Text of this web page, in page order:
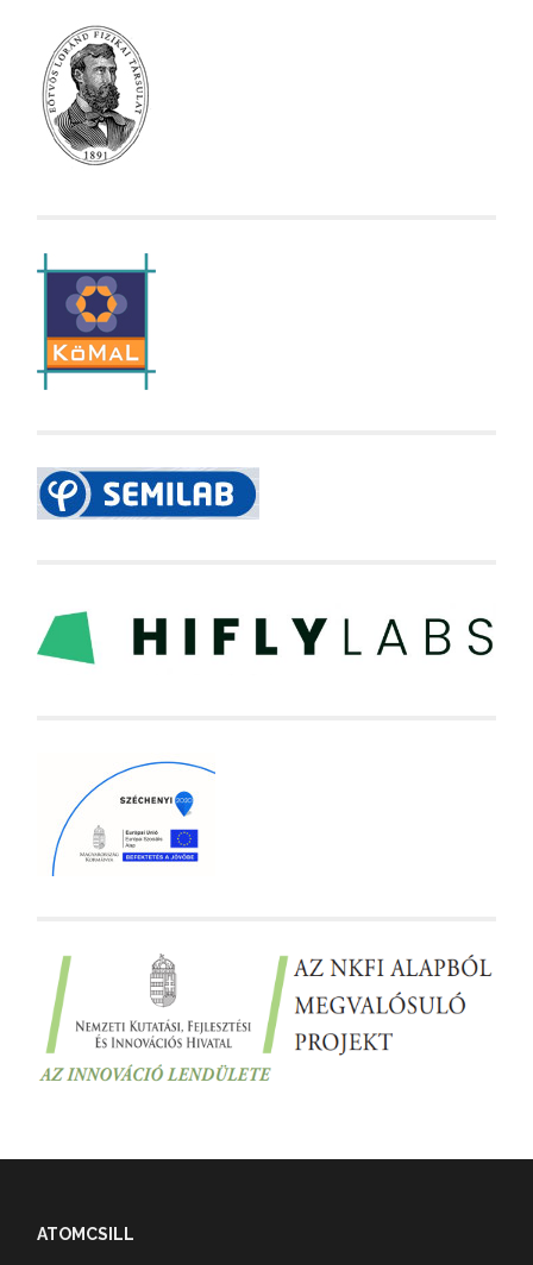
ATOMCSILL